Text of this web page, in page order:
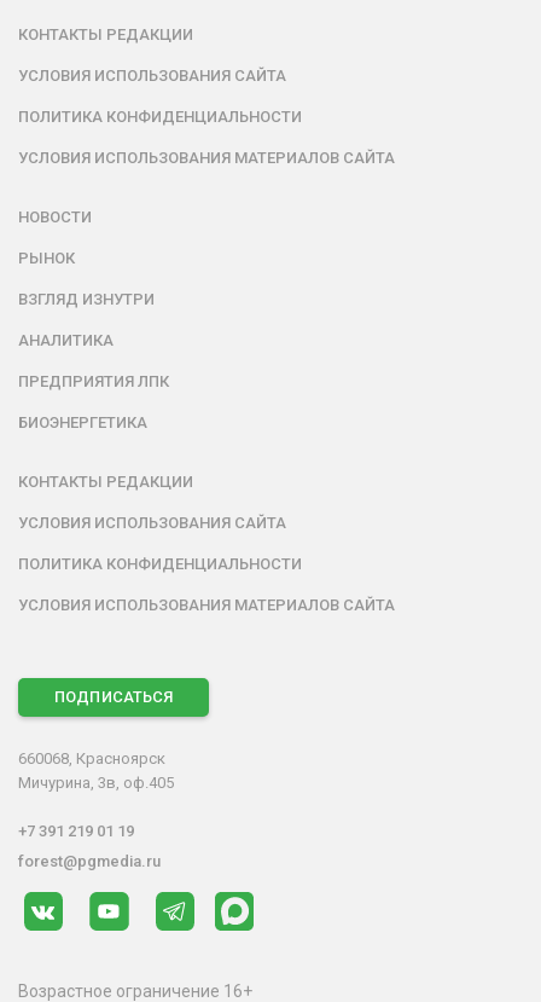
КОНТАКТЫ РЕДАКЦИИ
УСЛОВИЯ ИСПОЛЬЗОВАНИЯ САЙТА
ПОЛИТИКА КОНФИДЕНЦИАЛЬНОСТИ
УСЛОВИЯ ИСПОЛЬЗОВАНИЯ МАТЕРИАЛОВ САЙТА
НОВОСТИ
РЫНОК
ВЗГЛЯД ИЗНУТРИ
АНАЛИТИКА
ПРЕДПРИЯТИЯ ЛПК
БИОЭНЕРГЕТИКА
КОНТАКТЫ РЕДАКЦИИ
УСЛОВИЯ ИСПОЛЬЗОВАНИЯ САЙТА
ПОЛИТИКА КОНФИДЕНЦИАЛЬНОСТИ
УСЛОВИЯ ИСПОЛЬЗОВАНИЯ МАТЕРИАЛОВ САЙТА
ПОДПИСАТЬСЯ
660068, Красноярск
Мичурина, 3в, оф.405
+7 391 219 01 19
forest@pgmedia.ru
Возрастное ограничение 16+